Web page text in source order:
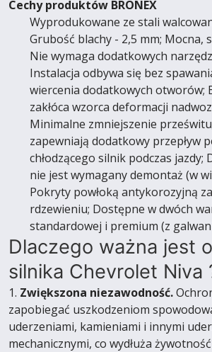
Cechy produktów BRONEX
Wyprodukowane ze stali
Grubość blachy - 2,5 mm; Mocna,
Nie wymaga dodatkowych
Instalacja odbywa się bez
wiercenia dodatkowych otworów;
zakłóca wzorca deformacji
Minimalne zmniejszenie
zapewniają dodatkowy przepływ
chłodzącego silnik podczas jazdy;
nie jest wymagany demontaż (w
Pokryty powłoką antykorozyjną
rdzewieniu; Dostępne w dwóch
standardowej i premium (z
Dlaczego ważna jest
silnika Chevrolet Niva
1. Zwiększona niezawodność.
zapobiegać uszkodzeniom
uderzeniami, kamieniami i innymi
mechanicznymi, co wydłuża